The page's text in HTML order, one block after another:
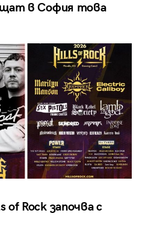
в София това
Rock започва с